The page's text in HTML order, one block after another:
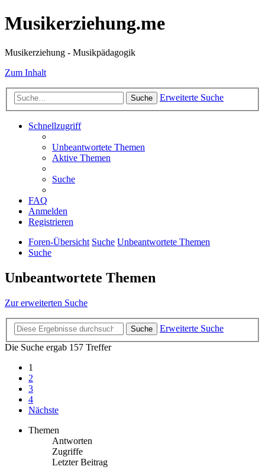
Musikerziehung.me
Musikerziehung - Musikpädagogik
Zum Inhalt
Suche Erweiterte Suche
Schnellzugriff
Unbeantwortete Themen
Aktive Themen
Suche
FAQ
Anmelden
Registrieren
Foren-Übersicht Suche Unbeantwortete Themen
Suche
Unbeantwortete Themen
Zur erweiterten Suche
Suche
Erweiterte Suche
Die Suche ergab 157 Treffer
1
2
3
4
Nächste
Themen
Antworten
Zugriffe
Letzter Beitrag